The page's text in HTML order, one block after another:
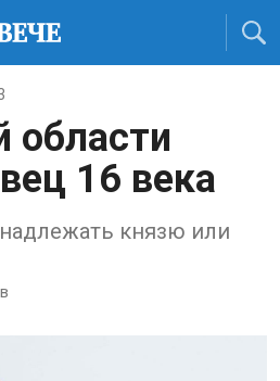
области
16 века
князю или